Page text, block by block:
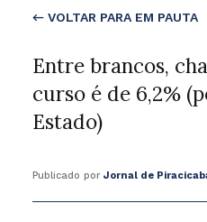
← VOLTAR PARA EM PAUTA
Entre brancos,
curso é de 6,2%
Estado)
Publicado por Jornal de